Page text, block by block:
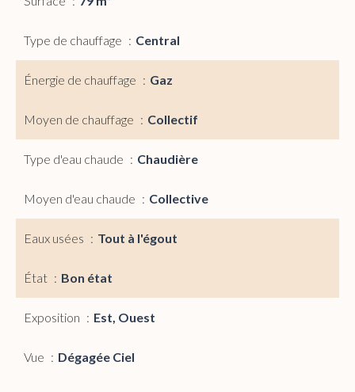
Type de chauffage Central
Énergie de chauffage Gaz
Moyen de chauffage Collectif
Type d'eau chaude Chaudière
Moyen d'eau chaude Collective
Eaux usées Tout à l'égout
État Bon état
Exposition Est, Ouest
Vue Dégagée Ciel